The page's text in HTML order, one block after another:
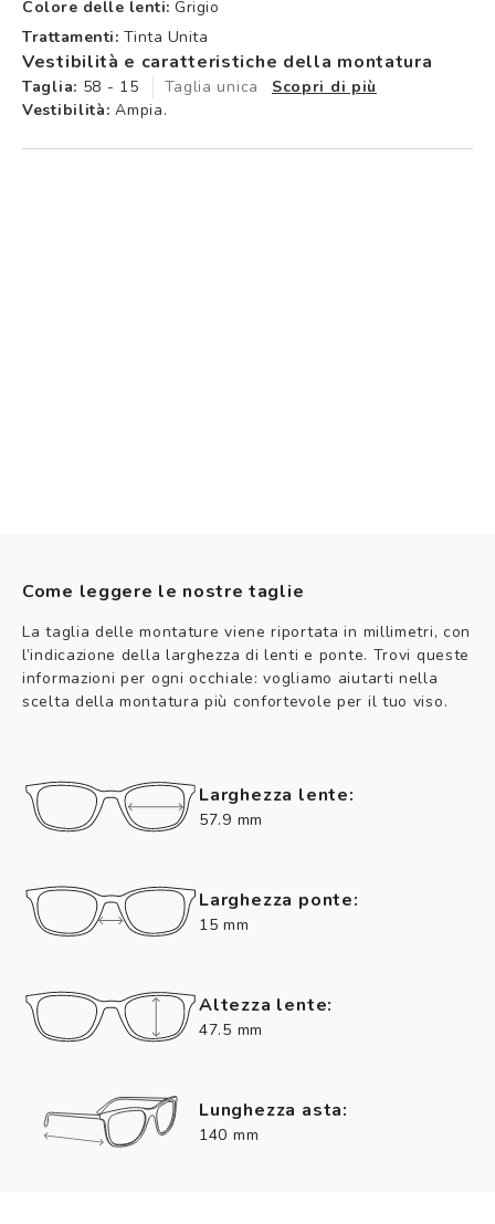
Colore delle lenti: Grigio
Trattamenti: Tinta Unita
Vestibilità e caratteristiche della montatura
Taglia: 58 - 15 Taglia unica
Scopri di più
Vestibilità: Ampia.
Come leggere le nostre taglie
La taglia delle montature viene riportata in millimetri, con
l’indicazione della larghezza di lenti e ponte. Trovi queste
informazioni per ogni occhiale: vogliamo aiutarti nella
scelta della montatura più confortevole per il tuo viso.
Larghezza lente:
57.9 mm
Larghezza ponte:
15 mm
Altezza lente:
47.5 mm
Lunghezza asta:
140 mm